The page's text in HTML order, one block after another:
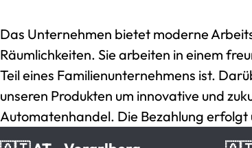
Das Unternehmen bietet moderne
Räumlichkeiten. Sie arbeiten in einem
Teil eines Familienunternehmens ist.
unseren Produkten um innovative und
Automatenhandel. Die Bezahlung erfolgt